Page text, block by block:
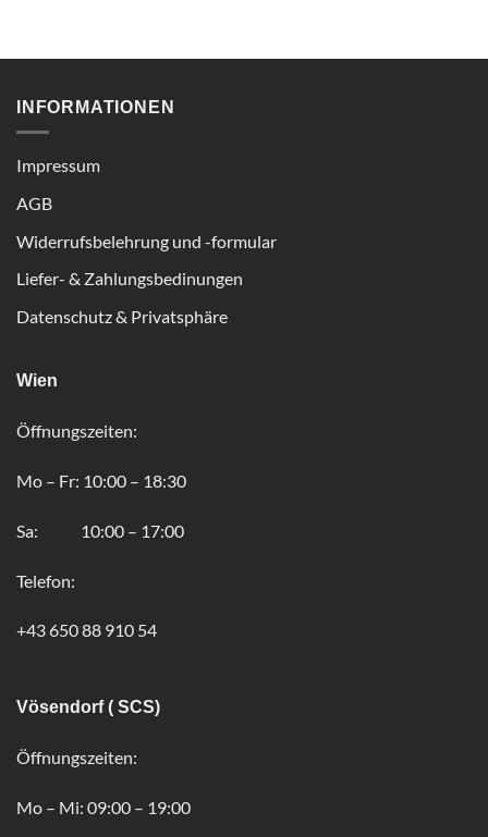
INFORMATIONEN
Impressum
AGB
Widerrufsbelehrung und -formular
Liefer- & Zahlungsbedinungen
Datenschutz & Privatsphäre
Wien
Öffnungszeiten:
Mo – Fr: 10:00 – 18:30
Sa: 10:00 – 17:00
Telefon:
+43 650 88 910 54
Vösendorf ( SCS)
Öffnungszeiten:
Mo – Mi: 09:00 – 19:00